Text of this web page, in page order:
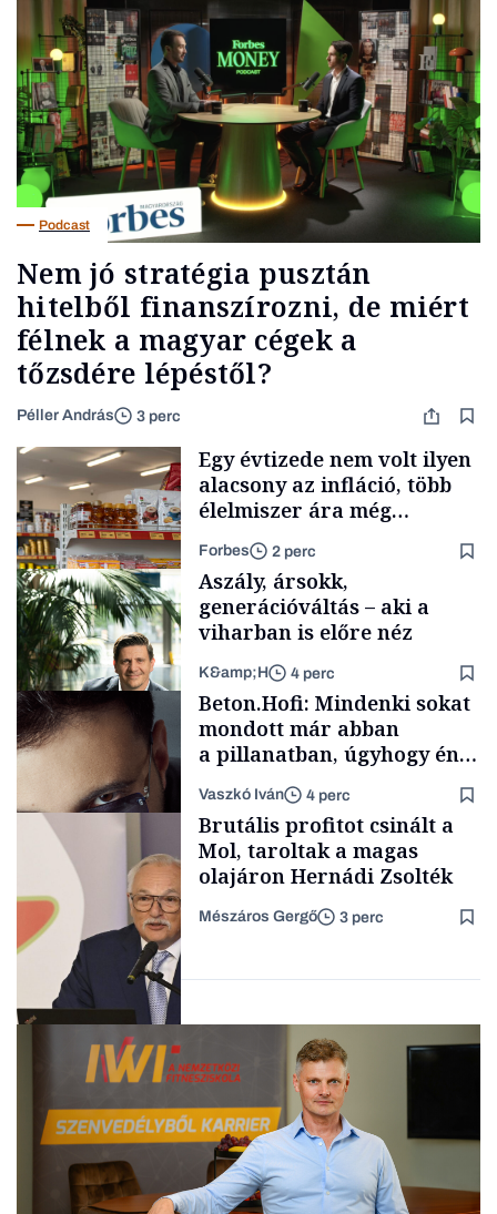
Podcast
Nem jó stratégia pusztán
hitelből finanszírozni, de miért
félnek a magyar cégek a
tőzsdére lépéstől?
Péller András 3 perc
Makro
Egy évtizede nem volt ilyen
alacsony az infláció, több
élelmiszer ára még
rohamosan csökken is
Forbes 2 perc
TÁMOGATÓI
TARTALOM
Aszály, ársokk,
generációváltás – aki a
viharban is előre néz
K&amp;H 4 perc
Forbes-sztori
Beton.Hofi: Mindenki sokat
mondott már abban
a pillanatban, úgyhogy én
a legsarkosabb
gondolataimat akartam
kimondani
Vaszkó Iván 4 perc
Befektetés
Brutális profitot csinált a
Mol, taroltak a magas
olajáron Hernádi Zsolték
Mészáros Gergő 3 perc